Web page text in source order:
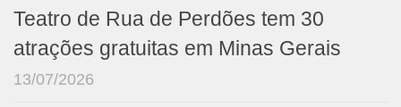
Teatro de Rua de Perdões tem 30
atrações gratuitas em Minas Gerais
13/07/2026